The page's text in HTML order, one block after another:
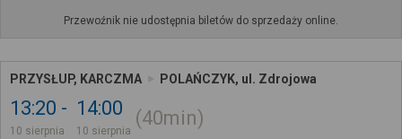
Przewoźnik nie udostępnia biletów do sprzedaży online.
PRZYSŁUP, KARCZMA POLAŃCZYK, ul. Zdrojowa
13:20
10 sierpnia
14:00
10 sierpnia
40min